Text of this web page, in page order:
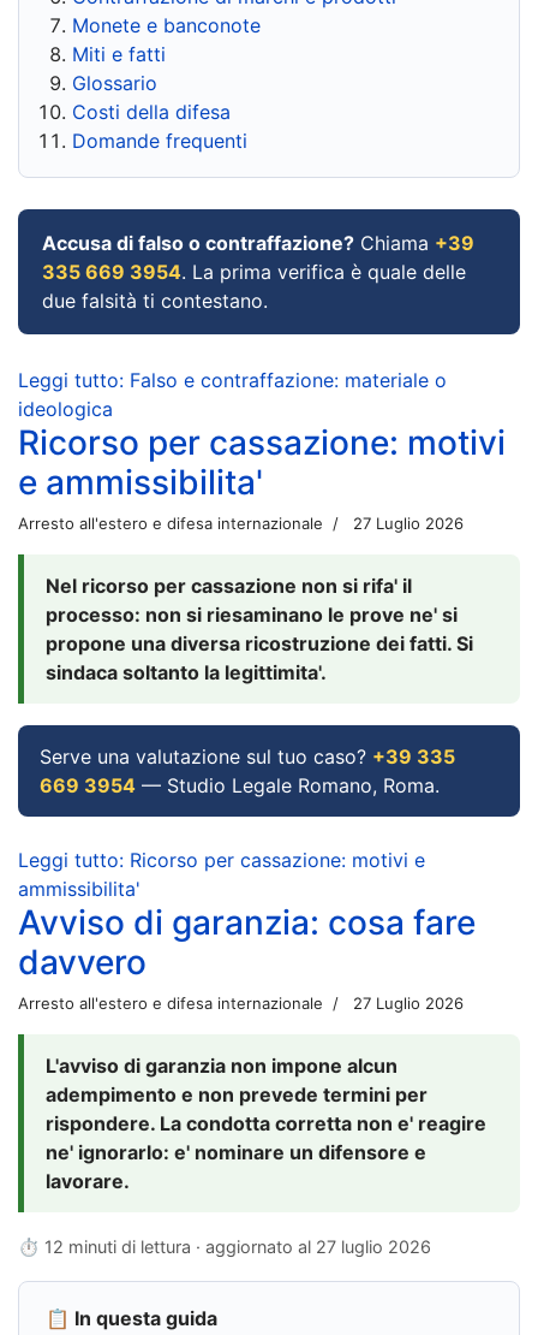
Monete e banconote
Miti e fatti
Glossario
Costi della difesa
Domande frequenti
Accusa di falso o contraffazione? Chiama +39
335 669 3954. La prima verifica è quale delle
due falsità ti contestano.
Leggi tutto: Falso e contraffazione: materiale o
ideologica
Ricorso per cassazione: motivi
e ammissibilita'
Arresto all'estero e difesa internazionale 27 Luglio 2026
Nel ricorso per cassazione non si rifa' il
processo: non si riesaminano le prove ne' si
propone una diversa ricostruzione dei fatti. Si
sindaca soltanto la legittimita'.
Serve una valutazione sul tuo caso? +39 335
669 3954 — Studio Legale Romano, Roma.
Leggi tutto: Ricorso per cassazione: motivi e
ammissibilita'
Avviso di garanzia: cosa fare
davvero
Arresto all'estero e difesa internazionale 27 Luglio 2026
L'avviso di garanzia non impone alcun
adempimento e non prevede termini per
rispondere. La condotta corretta non e' reagire
ne' ignorarlo: e' nominare un difensore e
lavorare.
⏱ 12 minuti di lettura · aggiornato al 27 luglio 2026
📋 In questa guida